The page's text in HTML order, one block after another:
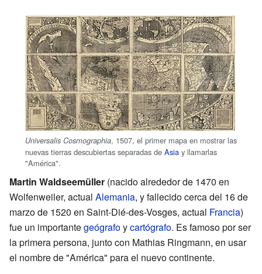
Universalis Cosmographia, 1507, el primer mapa en mostrar las
nuevas tierras descubiertas separadas de Asia y llamarlas
"América".
Martin Waldseemüller (nacido alrededor de 1470 en
Wolfenweiler, actual Alemania, y fallecido cerca del 16 de
marzo de 1520 en Saint-Dié-des-Vosges, actual Francia)
fue un importantegeógrafoycartógrafo. Es famoso por ser
la primera persona, junto con Mathias Ringmann, en usar
el nombre de "América" para el nuevo continente.